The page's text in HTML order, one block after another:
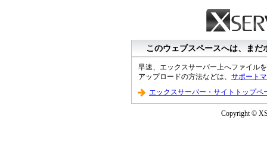
このウェブスペースへは、ま
早速、エックスサーバー上へファイル
アップロードの方法などは、 サポート
エックスサーバー・サイトトップペ
Copyright ©